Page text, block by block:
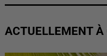
ACTUELLEMENT À